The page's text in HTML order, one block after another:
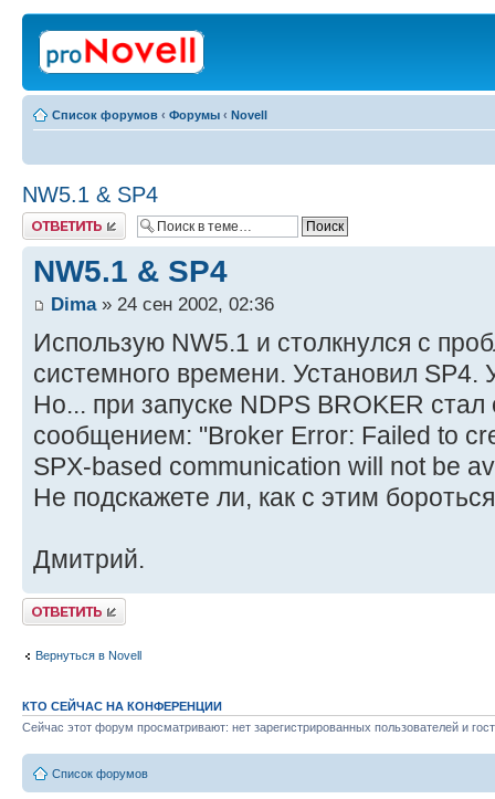
Список форумов ‹ Форумы ‹ Novell
NW5.1 & SP4
Ответить
NW5.1 & SP4
Dima» 24 сен 2002, 02:36
Использую NW5.1 и столкнулся с
системного времени. Установил
Но... при запуске NDPS BROKER стал
сообщением: "Broker Error: Failed to
SPX-based communication will not be
Не подскажете ли, как с этим
Дмитрий.
Ответить
Вернуться в Novell
КТО СЕЙЧАС НА КОНФЕРЕНЦИИ
Сейчас этот форум просматривают: нет зарегистрированных пользователей и
Список форумов